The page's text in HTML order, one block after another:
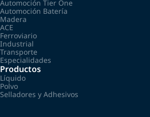
Automoción Tier One
Automoción Batería
Madera
ACE
Ferroviario
Industrial
Transporte
Especialidades
Productos
Líquido
Polvo
Selladores y Adhesivos